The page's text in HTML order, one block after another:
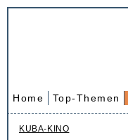
Home Top-Themen
KUBA-KINO